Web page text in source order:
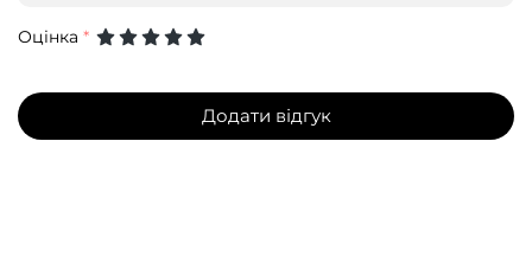
Оцінка *
Додати відгук